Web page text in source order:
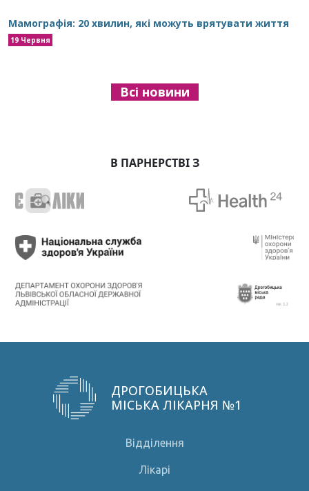
Мамографія: 20 хвилин, які можуть врятувати життя
19 Червня
Всі новини
В ПАРНЕРСТВІ З
ДРОГОБИЦЬКА
МІСЬКА ЛІКАРНЯ №1
Відділення
Лікарі